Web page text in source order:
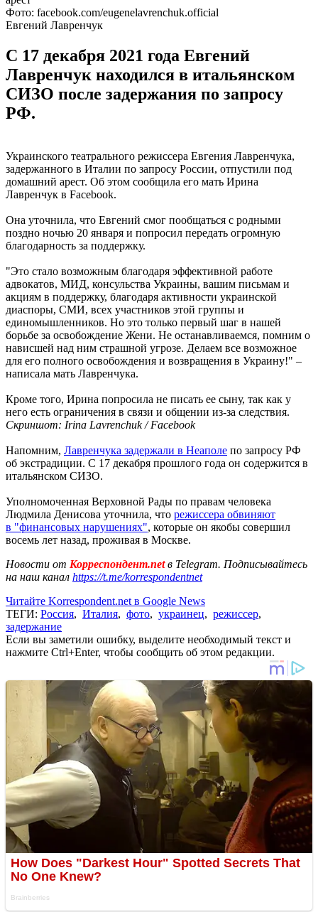
Фото: facebook.com/eugenelavrenchuk.official
Евгений Лавренчук
С 17 декабря 2021 года Евгений
Лавренчук находился в итальянском
СИЗО после задержания по запросу
РФ.
Украинского театрального режиссера Евгения Лавренчука,
задержанного в Италии по запросу России, отпустили под
домашний арест. Об этом сообщила его мать Ирина
Лавренчук в Facebook.
Она уточнила, что Евгений смог пообщаться с родными
поздно ночью 20 января и попросил передать огромную
благодарность за поддержку.
"Это стало возможным благодаря эффективной работе
адвокатов, МИД, консульства Украины, вашим письмам и
акциям в поддержку, благодаря активности украинской
диаспоры, СМИ, всех участников этой группы и
единомышленников. Но это только первый шаг в нашей
борьбе за освобождение Жени. Не останавливаемся, помним о
нависшей над ним страшной угрозе. Делаем все возможное
для его полного освобождения и возвращения в Украину!" –
написала мать Лавренчука.
Кроме того, Ирина попросила не писать ее сыну, так как у
него есть ограничения в связи и общении из-за следствия.
Скриншот: Irina Lavrenchuk / Facebook
Напомним, Лавренчука задержали в Неаполе по запросу РФ
об экстрадиции. С 17 декабря прошлого года он содержится в
итальянском СИЗО.
Уполномоченная Верховной Рады по правам человека
Людмила Денисова уточнила, что режиссера обвиняют
в "финансовых нарушениях", которые он якобы совершил
восемь лет назад, проживая в Москве.
Новости от Корреспондент.netв Telegram. Подписывайтесь
на наш канал https://t.me/korrespondentnet
Читайте Korrespondent.net в Google News
ТЕГИ: Россия, Италия, фото, украинец, режиссер,
задержание
Если вы заметили ошибку, выделите необходимый текст и
нажмите Ctrl+Enter, чтобы сообщить об этом редакции.